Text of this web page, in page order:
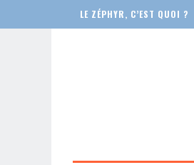
LE ZÉPHYR, C’EST QUOI ?